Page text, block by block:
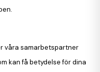
våra samarbetspartner
kan få betydelse för dina